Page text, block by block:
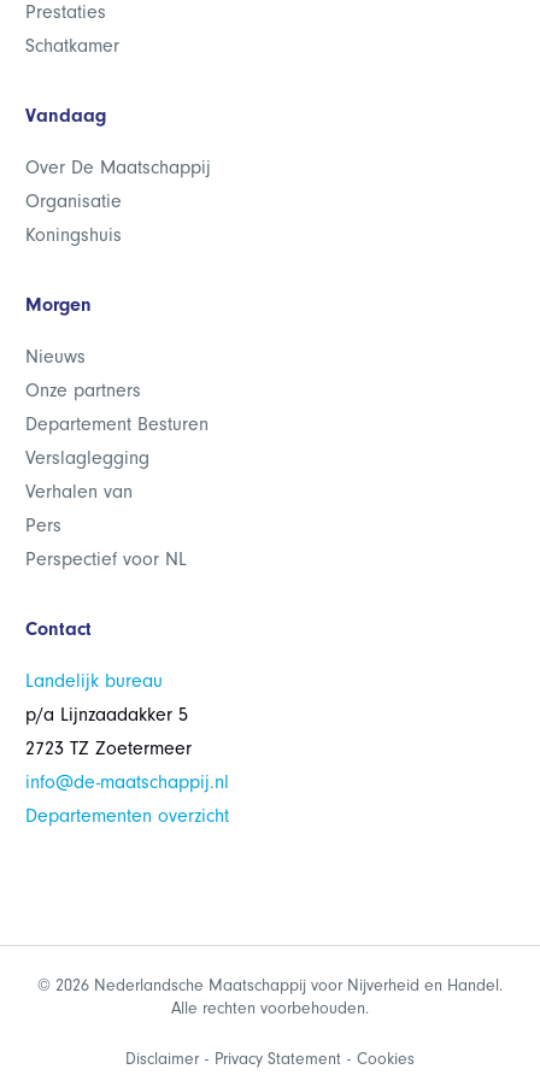
Prestaties
Schatkamer
Vandaag
Over De Maatschappij
Organisatie
Koningshuis
Morgen
Nieuws
Onze partners
Departement Besturen
Verslaglegging
Verhalen van
Pers
Perspectief voor NL
Contact
Landelijk bureau
p/a Lijnzaadakker 5
2723 TZ Zoetermeer
info@de-maatschappij.nl
Departementen overzicht
© 2026 Nederlandsche Maatschappij voor Nijverheid en Handel.
Alle rechten voorbehouden.
Disclaimer Privacy Statement Cookies